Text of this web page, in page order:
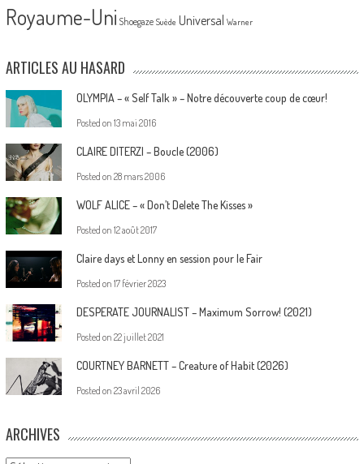
Royaume-Uni Shoegaze Suède Universal Warner
ARTICLES AU HASARD
OLYMPIA – « Self Talk » – Notre découverte coup de cœur!
Posted on 13 mai 2016
CLAIRE DITERZI – Boucle (2006)
Posted on 28 mars 2006
WOLF ALICE – « Don’t Delete The Kisses »
Posted on 12 août 2017
Claire days et Lonny en session pour le Fair
Posted on 17 février 2023
DESPERATE JOURNALIST – Maximum Sorrow! (2021)
Posted on 22 juillet 2021
COURTNEY BARNETT – Creature of Habit (2026)
Posted on 23 avril 2026
ARCHIVES